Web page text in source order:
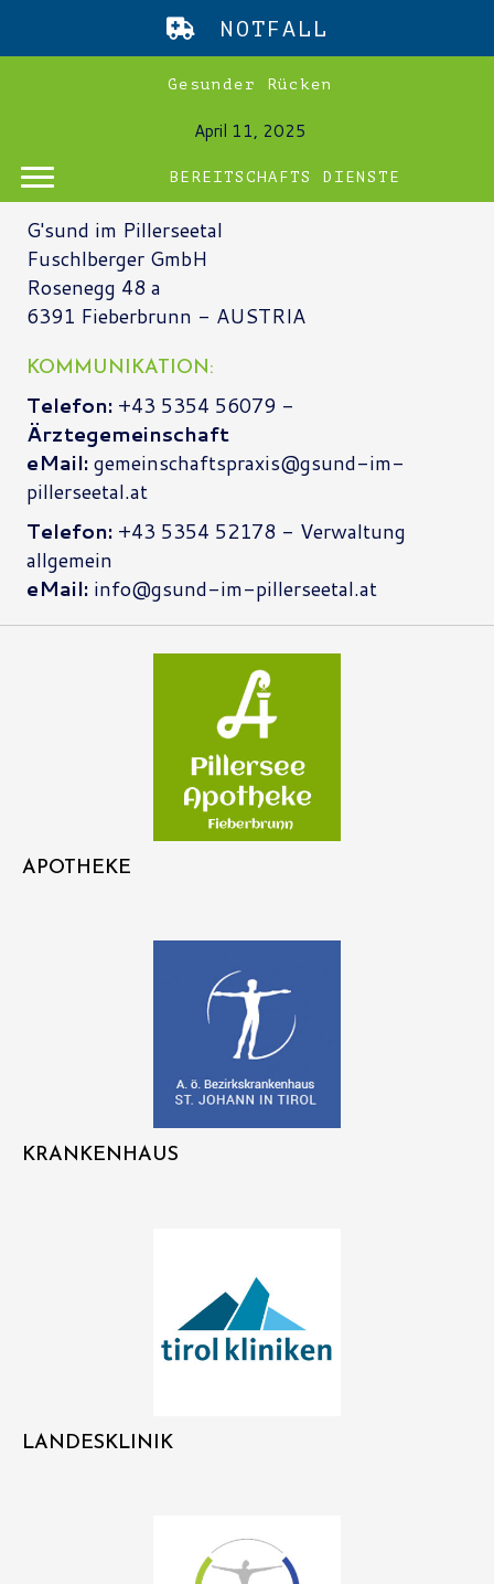
NOTFALL
Gesunder Rücken
April 11, 2025
BEREITSCHAFTS DIENSTE
ANSCHRIFT:
G'sund im Pillerseetal
Fuschlberger GmbH
Rosenegg 48 a
6391 Fieberbrunn - AUSTRIA
KOMMUNIKATION:
Telefon: +43 5354 56079 -
Ärztegemeinschaft
eMail:gemeinschaftspraxis@gsund-im-
pillerseetal.at
Telefon: +43 5354 52178 - Verwaltung
allgemein
eMail: info@gsund-im-pillerseetal.at
APOTHEKE
KRANKENHAUS
LANDESKLINIK